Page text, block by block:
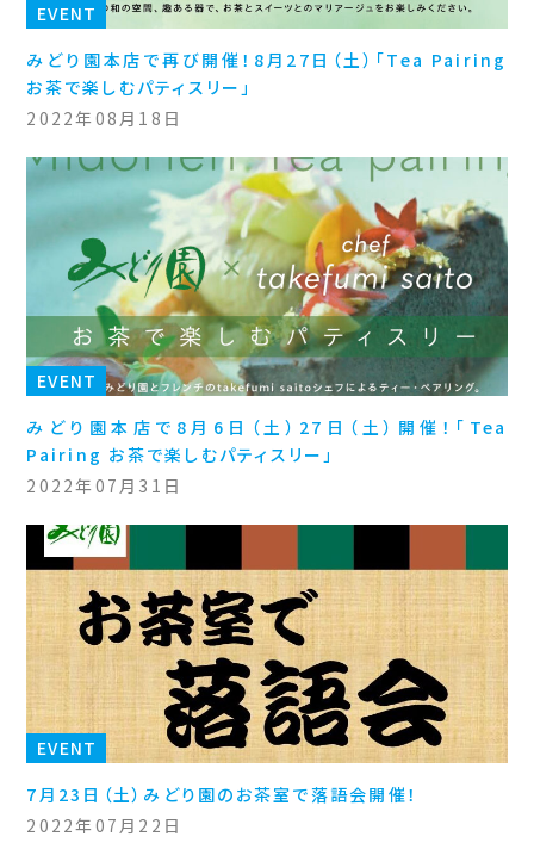
EVENT
みどり園本店で再び開催！8月27日（土）「Tea Pairing
お茶で楽しむパティスリー」
2022年08月18日
EVENT
みどり園本店で8月6日（土）27日（土）開催！「Tea
Pairing お茶で楽しむパティスリー」
2022年07月31日
EVENT
7月23日（土）みどり園のお茶室で落語会開催！
2022年07月22日